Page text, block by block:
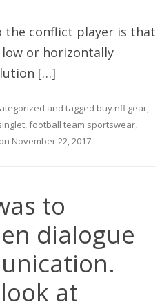
the conflict player is that
low or horizontally
[…]
and tagged buy nfl gear,
,football team sportswear,
on November 22, 2017.
to
dialogue
at